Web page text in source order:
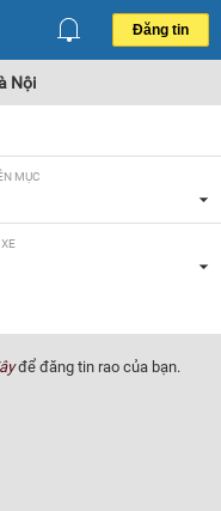
Đăng tin
Nội
MỤC
XUẤT
để đăng tin rao của bạn.